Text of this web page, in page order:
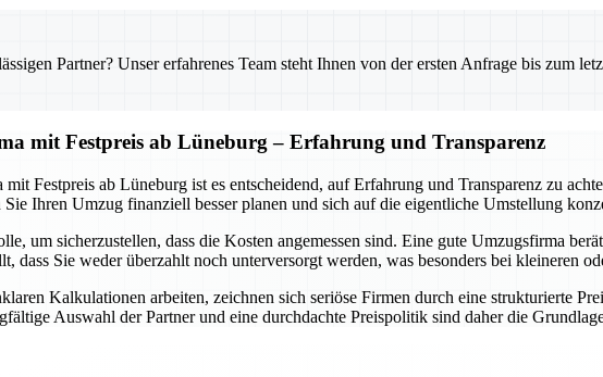
Partner? Unser erfahrenes Team steht Ihnen von der ersten Anfrage bis zum
mit Festpreis ab Lüneburg – Erfahrung und Transparenz
Festpreis ab Lüneburg ist es entscheidend, auf Erfahrung und Transparenz zu
Ihren Umzug finanziell besser planen und sich auf die eigentliche Umstellung
um sicherzustellen, dass die Kosten angemessen sind. Eine gute Umzugsfirma
dass Sie weder überzahlt noch unterversorgt werden, was besonders bei kleineren
Kalkulationen arbeiten, zeichnen sich seriöse Firmen durch eine strukturierte
Auswahl der Partner und eine durchdachte Preispolitik sind daher die